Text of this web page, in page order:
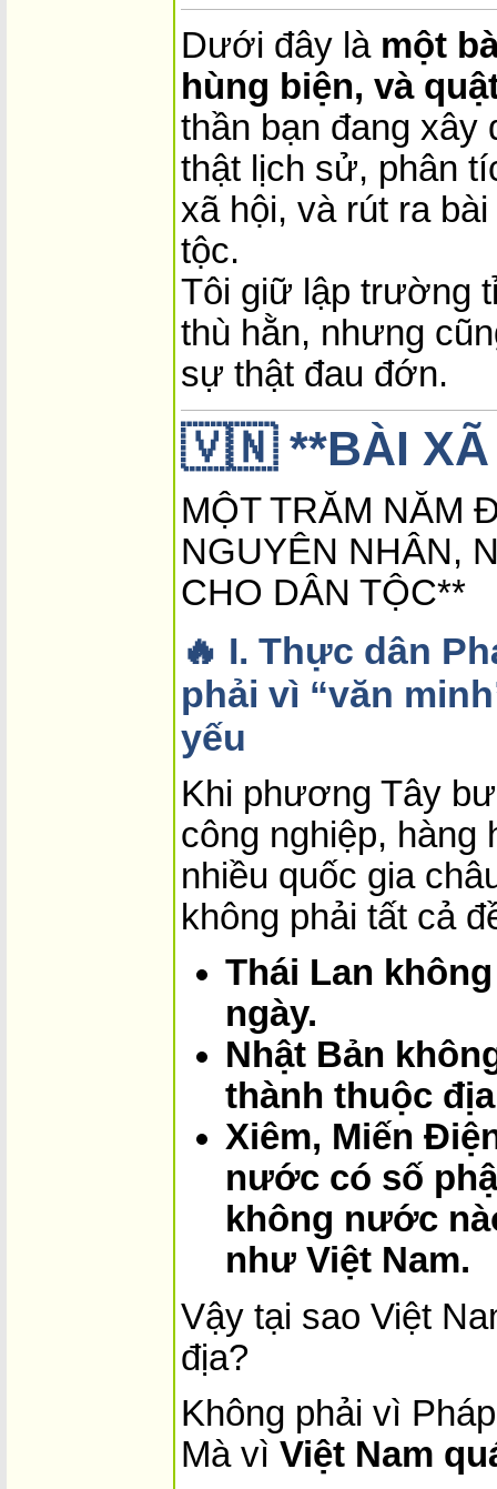
Dưới đây là một
hùng biện, và
thần bạn đang xây
thật lịch sử, phân
xã hội, và rút ra
tộc.
Tôi giữ lập trường
thù hằn, nhưng
sự thật đau đớn.
🇻🇳 **BÀI XÃ
MỘT TRĂM NĂM
NGUYÊN NHÂN,
CHO DÂN TỘC**
🔥 I. Thực dân
phải vì “văn
yếu
Khi phương Tây
công nghiệp, hàng
nhiều quốc gia
không phải tất cả
Thái Lan
ngày.
Nhật Bản
thành thuộc
Xiêm, Miến
nước có số
không nước
như Việt Nam.
Vậy tại sao Việt
địa?
Không phải vì
Mà vì Việt Nam